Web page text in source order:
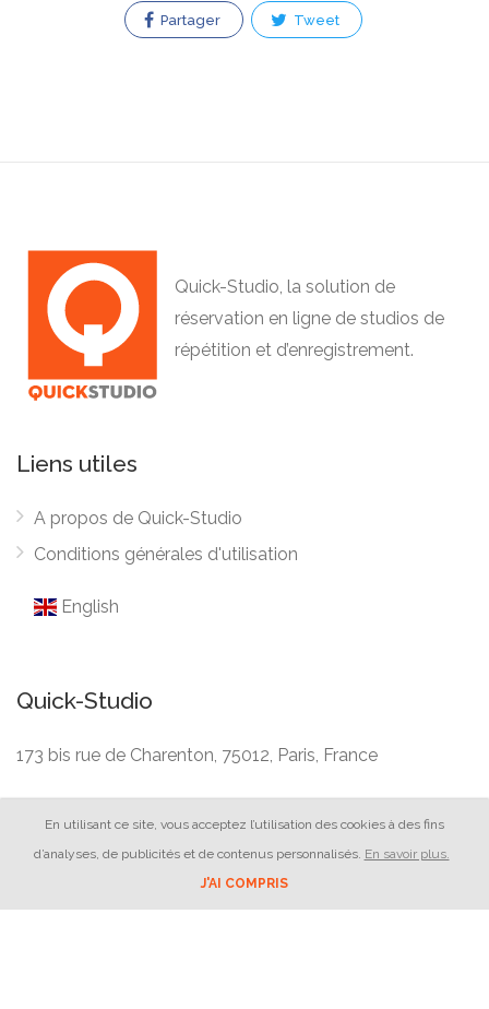
Partager Tweet
Quick-Studio, la solution de
réservation en ligne de studios de
répétition et d’enregistrement.
Liens utiles
A propos de Quick-Studio
Conditions générales d'utilisation
English
Quick-Studio
173 bis rue de Charenton, 75012, Paris, France
En utilisant ce site, vous acceptez l’utilisation des cookies à des fins
d’analyses, de publicités et de contenus personnalisés. En savoir plus.
J'AI COMPRIS